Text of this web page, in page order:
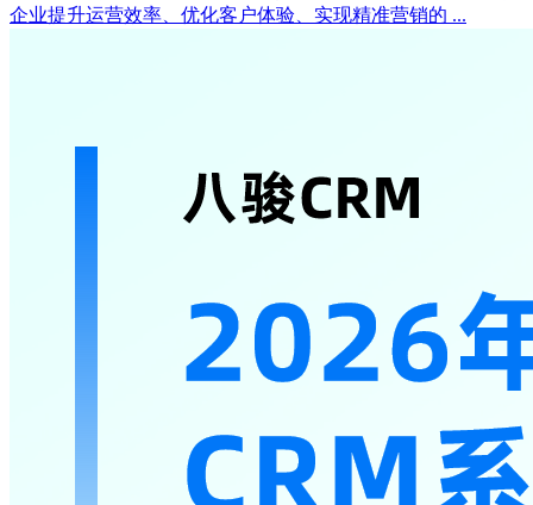
企业提升运营效率、优化客户体验、实现精准营销的 ...